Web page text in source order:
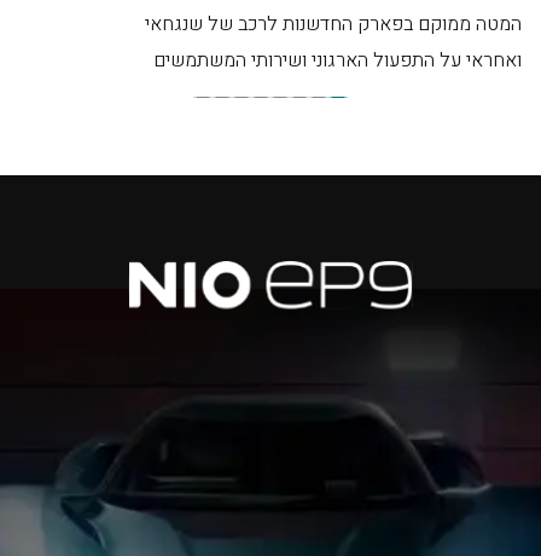
המטה ממוקם בפארק החדשנות לרכב של שנגחאי
ואחראי על התפעול הארגוני ושירותי המשתמשים